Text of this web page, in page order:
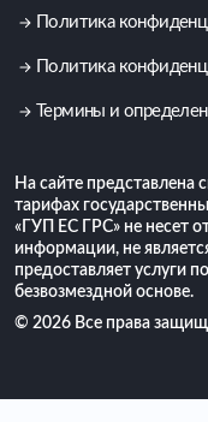
Политика
Политика
Термины и
На сайте представлена
тарифах
«ГУП ЕС ГРС» не несет
информации, не
предоставляет услуги
безвозмездной основе.
© 2026 Все права